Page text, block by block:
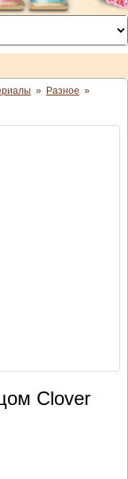
» Разное »
Clover